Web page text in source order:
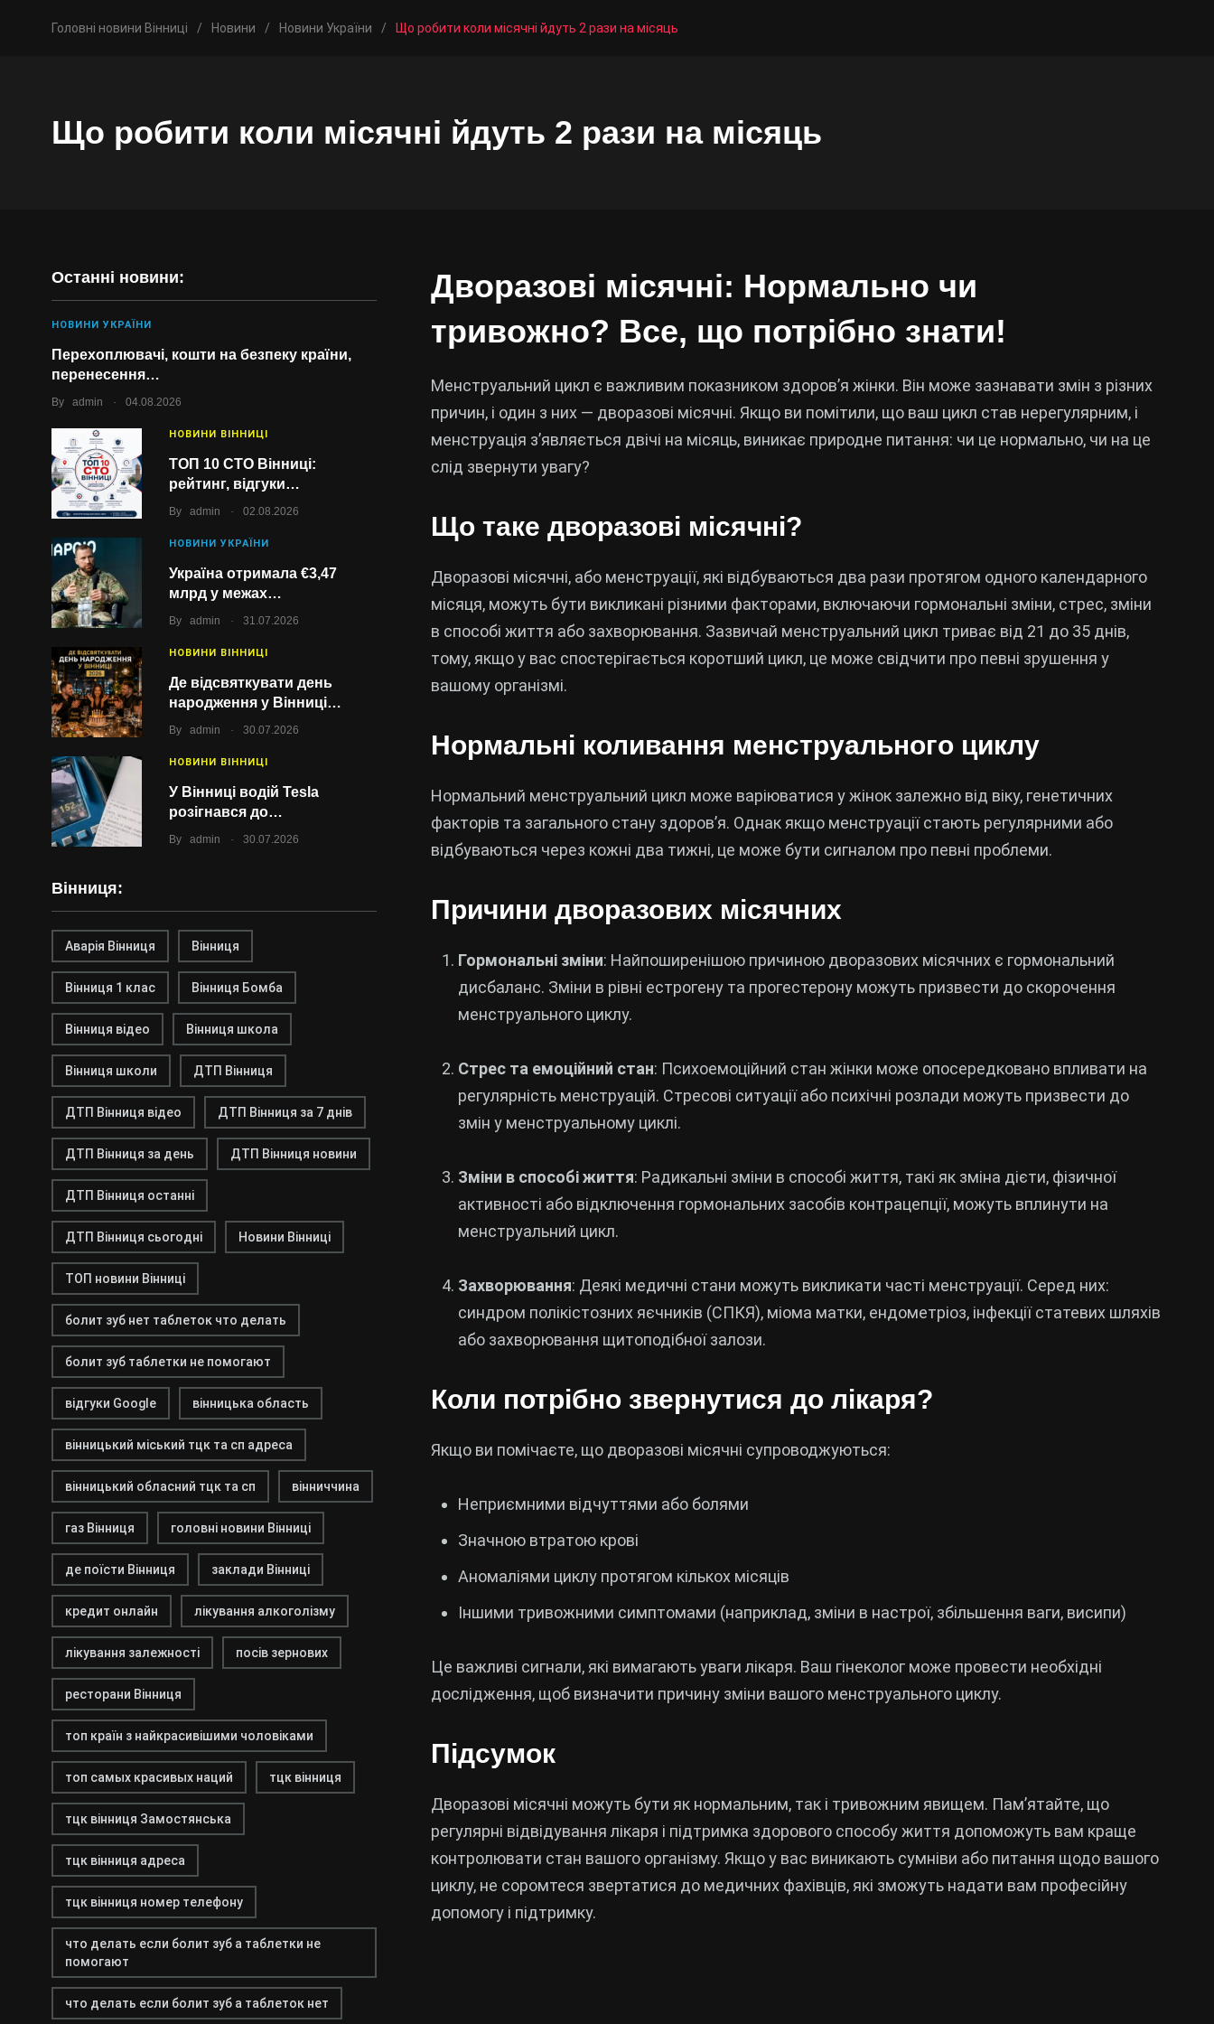
Головні новини Вінниці / Новини / Новини України / Що робити коли місячні йдуть 2 рази на місяць
Що робити коли місячні йдуть 2 рази на місяць
Останні новини:
НОВИНИ УКРАЇНИ
Перехоплювачі, кошти на безпеку країни,
перенесення…
By admin . 04.08.2026
НОВИНИ ВІННИЦІ
ТОП 10 СТО Вінниці:
рейтинг, відгуки…
By admin . 02.08.2026
НОВИНИ УКРАЇНИ
Україна отримала €3,47
млрд у межах…
By admin . 31.07.2026
НОВИНИ ВІННИЦІ
Де відсвяткувати день
народження у Вінниці…
By admin . 30.07.2026
НОВИНИ ВІННИЦІ
У Вінниці водій Tesla
розігнався до…
By admin . 30.07.2026
Вінниця:
Аварія Вінниця Вінниця
Вінниця 1 клас Вінниця Бомба
Вінниця відео Вінниця школа
Вінниця школи ДТП Вінниця
ДТП Вінниця відео ДТП Вінниця за 7 днів
ДТП Вінниця за день ДТП Вінниця новини
ДТП Вінниця останні
ДТП Вінниця сьогодні Новини Вінниці
ТОП новини Вінниці
болит зуб нет таблеток что делать
болит зуб таблетки не помогают
відгуки Google вінницька область
вінницький міський тцк та сп адреса
вінницький обласний тцк та сп вінниччина
газ Вінниця головні новини Вінниці
де поїсти Вінниця заклади Вінниці
кредит онлайн лікування алкоголізму
лікування залежності посів зернових
ресторани Вінниця
топ країн з найкрасивішими чоловіками
топ самых красивых наций тцк вінниця
тцк вінниця Замостянська
тцк вінниця адреса
тцк вінниця номер телефону
что делать если болит зуб а таблетки не
помогают
что делать если болит зуб а таблеток нет
Дворазові місячні: Нормально чи
тривожно? Все, що потрібно знати!
Менструальний цикл є важливим показником здоров’я жінки. Він може зазнавати змін з різних
причин, і один з них — дворазові місячні. Якщо ви помітили, що ваш цикл став нерегулярним, і
менструація з’являється двічі на місяць, виникає природне питання: чи це нормально, чи на це
слід звернути увагу?
Що таке дворазові місячні?
Дворазові місячні, або менструації, які відбуваються два рази протягом одного календарного
місяця, можуть бути викликані різними факторами, включаючи гормональні зміни, стрес, зміни
в способі життя або захворювання. Зазвичай менструальний цикл триває від 21 до 35 днів,
тому, якщо у вас спостерігається коротший цикл, це може свідчити про певні зрушення у
вашому організмі.
Нормальні коливання менструального циклу
Нормальний менструальний цикл може варіюватися у жінок залежно від віку, генетичних
факторів та загального стану здоров’я. Однак якщо менструації стають регулярними або
відбуваються через кожні два тижні, це може бути сигналом про певні проблеми.
Причини дворазових місячних
Гормональні зміни: Найпоширенішою причиною дворазових місячних є гормональний
дисбаланс. Зміни в рівні естрогену та прогестерону можуть призвести до скорочення
менструального циклу.
Стрес та емоційний стан: Психоемоційний стан жінки може опосередковано впливати на
регулярність менструацій. Стресові ситуації або психічні розлади можуть призвести до
змін у менструальному циклі.
Зміни в способі життя: Радикальні зміни в способі життя, такі як зміна дієти, фізичної
активності або відключення гормональних засобів контрацепції, можуть вплинути на
менструальний цикл.
Захворювання: Деякі медичні стани можуть викликати часті менструації. Серед них:
синдром полікістозних яєчників (СПКЯ), міома матки, ендометріоз, інфекції статевих шляхів
або захворювання щитоподібної залози.
Коли потрібно звернутися до лікаря?
Якщо ви помічаєте, що дворазові місячні супроводжуються:
Неприємними відчуттями або болями
Значною втратою крові
Аномаліями циклу протягом кількох місяців
Іншими тривожними симптомами (наприклад, зміни в настрої, збільшення ваги, висипи)
Це важливі сигнали, які вимагають уваги лікаря. Ваш гінеколог може провести необхідні
дослідження, щоб визначити причину зміни вашого менструального циклу.
Підсумок
Дворазові місячні можуть бути як нормальним, так і тривожним явищем. Пам’ятайте, що
регулярні відвідування лікаря і підтримка здорового способу життя допоможуть вам краще
контролювати стан вашого організму. Якщо у вас виникають сумніви або питання щодо вашого
циклу, не соромтеся звертатися до медичних фахівців, які зможуть надати вам професійну
допомогу і підтримку.